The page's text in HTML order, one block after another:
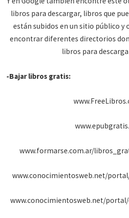
libros para descargar, libros que
están subidos en un sitio público y
encontrar diferentes directorios
libros para
-Bajar libros gratis:
www.formarse.com.ar/
www.conocimientosweb.net/
www.conocimientosweb.net/